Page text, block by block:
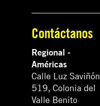
Contáctanos
Regional -
Américas
Calle Luz Saviñón
519, Colonia del
Valle Benito